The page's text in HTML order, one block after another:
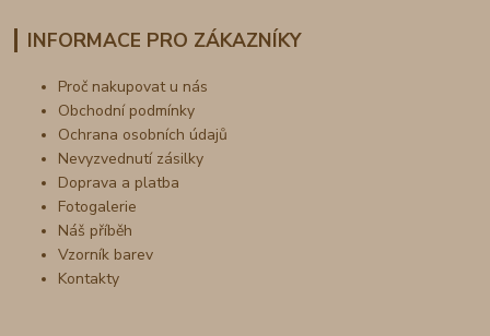
INFORMACE PRO ZÁKAZNÍKY
Proč nakupovat u nás
Obchodní podmínky
Ochrana osobních údajů
Nevyzvednutí zásilky
Doprava a platba
Fotogalerie
Náš příběh
Vzorník barev
Kontakty